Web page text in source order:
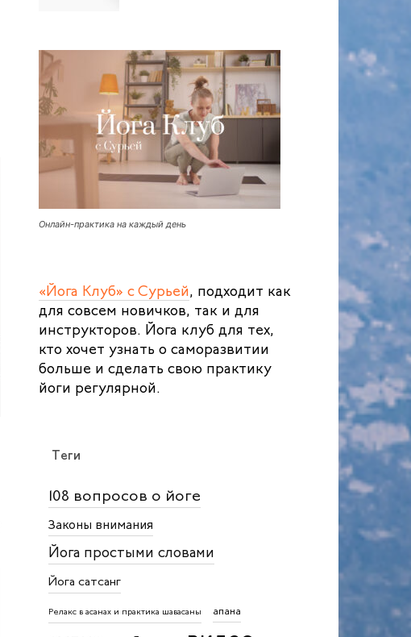
Онлайн-практика на каждый день
«Йога Клуб» с Сурьей, подходит как
для совсем новичков, так и для
инструкторов. Йога клуб для тех,
кто хочет узнать о саморазвитии
больше и сделать свою практику
йоги регулярной.
Теги
108 вопросов о йоге
Законы внимания
Йога простыми словами
Йога сатсанг
Релакс в асанах и практика шавасаны апана